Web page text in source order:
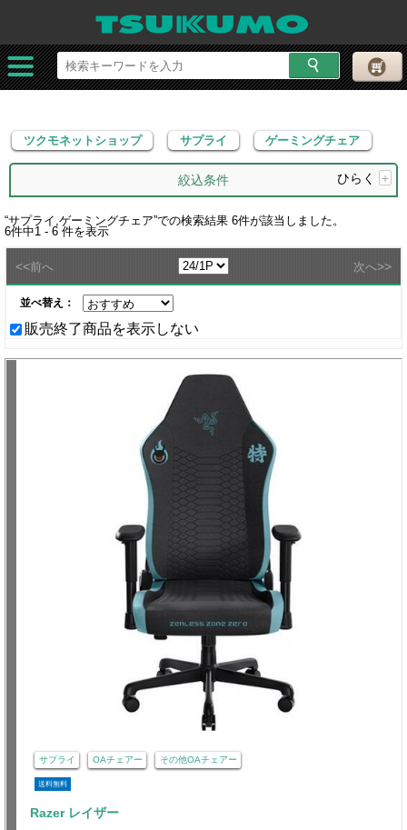
ツクモネットショップ サプライ ゲーミングチェア
ツクモネットショップ サプライ ゲーミングチェア
絞込条件 ひらく +
“サプライ,ゲーミングチェア”での検索結果 6件が該当しました。
6件中1 - 6 件を表示
<<前へ 次へ>>
並べ替え：
販売終了商品を表示しない
サプライ OAチェアー その他OAチェアー
送料無料
Razer レイザー